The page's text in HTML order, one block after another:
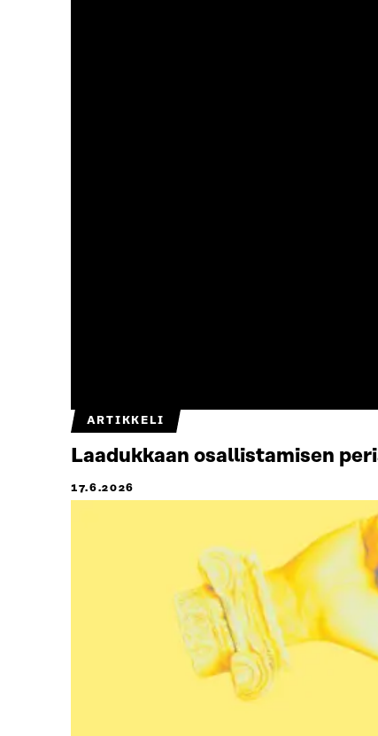
ARTIKKELI
Laadukkaan osallistamisen
17.6.2026